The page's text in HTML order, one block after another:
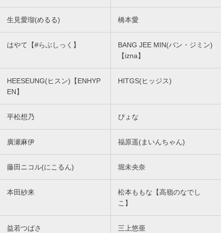
生見愛瑠(めるる) 橋本愛
はやて【#らぶしっく】
BANG JEE MIN(バン・ジミン)
【izna】
HEESEUNG(ヒスン)【ENHYP
EN】
HITGS(ヒッジス)
平松想乃 ぴょな
廣瀬麻伊 福原遥(まいんちゃん)
藤田ニコル(にこるん) 堀未央奈
本田紗来
松本ももな【高嶺のなでし
こ】
益若つばさ 三上悠亜